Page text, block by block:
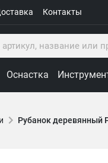
Контакты
Оснастка
Рубанок деревянный